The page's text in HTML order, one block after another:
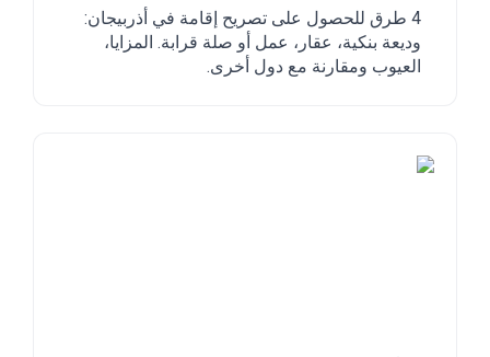
4 طرق للحصول على تصريح إقامة في أذربيجان:
وديعة بنكية، عقار، عمل أو صلة قرابة. المزايا،
العيوب ومقارنة مع دول أخرى.